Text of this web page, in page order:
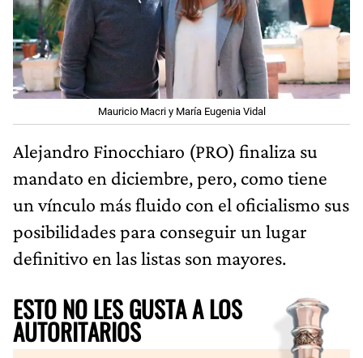
Mauricio Macri y María Eugenia Vidal
Alejandro Finocchiaro (PRO) finaliza su
mandato en diciembre, pero, como tiene
un vínculo más fluido con el oficialismo sus
posibilidades para conseguir un lugar
definitivo en las listas son mayores.
ESTO NO LES GUSTA A LOS
AUTORITARIOS